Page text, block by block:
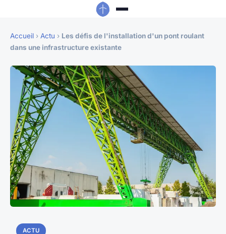
Accueil › Actu › Les défis de l'installation d'un pont roulant
dans une infrastructure existante
ACTU